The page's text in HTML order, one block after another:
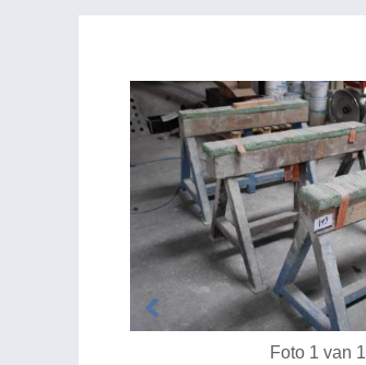
Foto 1 van 1